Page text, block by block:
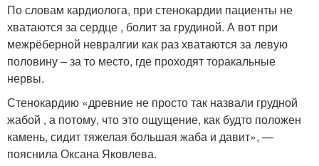
По словам кардиолога, при стенокардии пациенты не
хватаются за сердце , болит за грудиной. А вот при
межрёберной невралгии как раз хватаются за левую
половину – за то место, где проходят торакальные
нервы.
Стенокардию «древние не просто так назвали грудной
жабой , а потому, что это ощущение, как будто положен
камень, сидит тяжелая большая жаба и давит», —
пояснила Оксана Яковлева.